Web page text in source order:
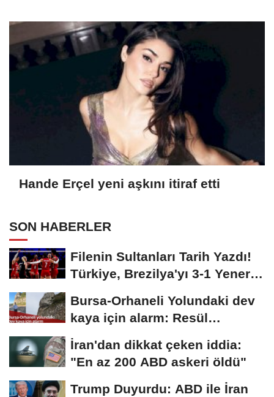
Hande Erçel yeni aşkını itiraf etti
SON HABERLER
Filenin Sultanları Tarih Yazdı!
Türkiye, Brezilya'yı 3-1 Yenerek
Bursa-Orhaneli Yolundaki dev
kaya için alarm: Resül
Kaplan'dan yetkililere...
İran'dan dikkat çeken iddia:
"En az 200 ABD askeri öldü"
Trump Duyurdu: ABD ile İran